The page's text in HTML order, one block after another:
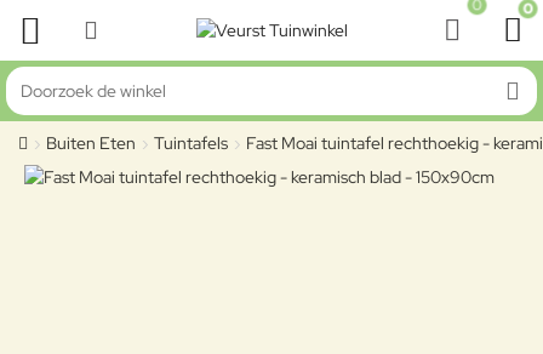
0 0
Doorzoek de winkel
home
Buiten Eten Tuintafels Fast Moai tuintafel rechthoekig -